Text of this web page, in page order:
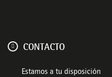
CONTACTO
Estamos a tu disposición